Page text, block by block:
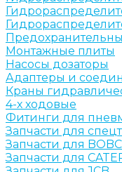
Монтажные плиты
Насосы дозаторы
Адаптеры и
Краны
4-х ходовые
Фитинги для
Запчасти для
Запчасти для
Запчасти для